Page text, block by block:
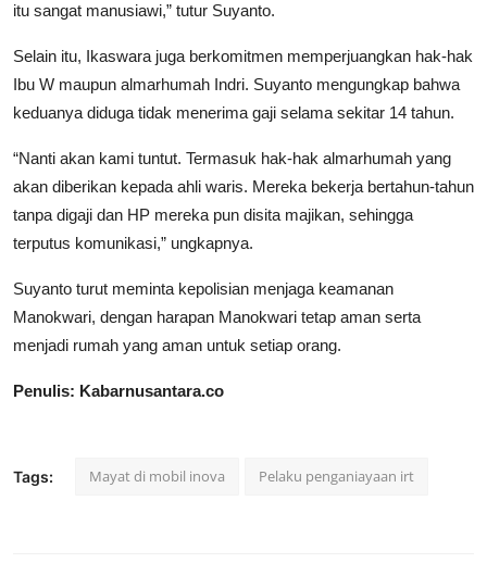
itu sangat manusiawi,” tutur Suyanto.
Selain itu, Ikaswara juga berkomitmen memperjuangkan hak-hak
Ibu W maupun almarhumah Indri. Suyanto mengungkap bahwa
keduanya diduga tidak menerima gaji selama sekitar 14 tahun.
“Nanti akan kami tuntut. Termasuk hak-hak almarhumah yang
akan diberikan kepada ahli waris. Mereka bekerja bertahun-tahun
tanpa digaji dan HP mereka pun disita majikan, sehingga
terputus komunikasi,” ungkapnya.
Suyanto turut meminta kepolisian menjaga keamanan
Manokwari, dengan harapan Manokwari tetap aman serta
menjadi rumah yang aman untuk setiap orang.
Penulis: Kabarnusantara.co
Tags: Mayat di mobil inova Pelaku penganiayaan irt